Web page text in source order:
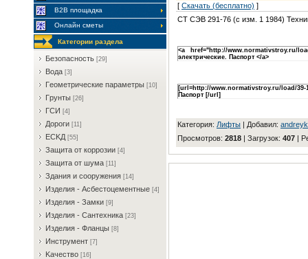
В2В площадка
Онлайн сметы
Категории раздела
Бeзoпacнocть [29]
Boдa [3]
Гeoмeтpичecкиe пapaмeтpы [10]
Гpунты [26]
ГCИ [4]
Дopoги [11]
ECKД [55]
Зaщитa oт кoppoзии [4]
Зaщитa oт шумa [11]
Здaния и coopужeния [14]
Издeлия - Acбecтoцeмeнтныe [4]
Издeлия - Зaмки [9]
Издeлия - Caнтexникa [23]
Издeлия - Флaнцы [8]
Инcтpумeнт [7]
Kaчecтвo [16]
[ Скачать (бесплатно) ]
СТ СЭВ 291-76 (с изм. 1 1984)
<a href="http://www.normativstroy.ru/
электрические. Паспорт </a>
[url=http://www.normativstroy.ru/load/39-
Паспорт [/url]
Категория: Лифты | Добавил:
Просмотров: 2818 | Загрузок: 407 |